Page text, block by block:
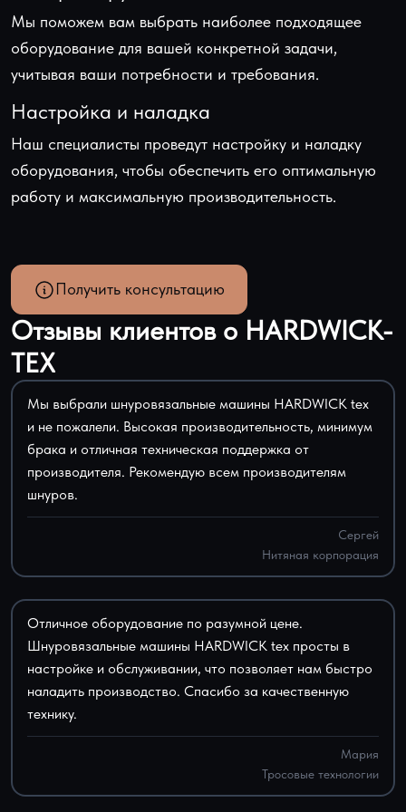
Мы поможем вам выбрать наиболее подходящее
оборудование для вашей конкретной задачи,
учитывая ваши потребности и требования.
Настройка и наладка
Наш специалисты проведут настройку и наладку
оборудования, чтобы обеспечить его оптимальную
работу и максимальную производительность.
Получить консультацию
Отзывы клиентов о HARDWICK-
TEX
Мы выбрали шнуровязальные машины HARDWICK tex
и не пожалели. Высокая производительность, минимум
брака и отличная техническая поддержка от
производителя. Рекомендую всем производителям
шнуров.
Сергей
Нитяная корпорация
Отличное оборудование по разумной цене.
Шнуровязальные машины HARDWICK tex просты в
настройке и обслуживании, что позволяет нам быстро
наладить производство. Спасибо за качественную
технику.
Мария
Тросовые технологии